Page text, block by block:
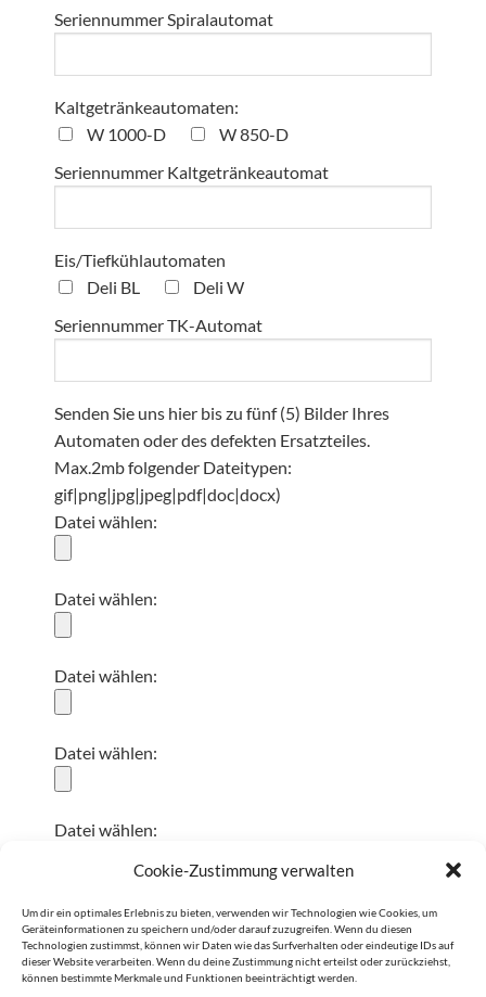
Cookie-Zustimmung verwalten
Um dir ein optimales Erlebnis zu bieten, verwenden wir Technologien wie Cookies, um
Geräteinformationen zu speichern und/oder darauf zuzugreifen. Wenn du diesen
Technologien zustimmst, können wir Daten wie das Surfverhalten oder eindeutige IDs auf
dieser Website verarbeiten. Wenn du deine Zustimmung nicht erteilst oder zurückziehst,
können bestimmte Merkmale und Funktionen beeinträchtigt werden.
Seriennummer Spiralautomat
Kaltgetränkeautomaten:
W 1000-D
W 850-D
Seriennummer Kaltgetränkeautomat
Eis/Tiefkühlautomaten
Deli BL
Deli W
Seriennummer TK-Automat
Senden Sie uns hier bis zu fünf (5) Bilder Ihres
Automaten oder des defekten Ersatzteiles.
Max.2mb folgender Dateitypen:
gif|png|jpg|jpeg|pdf|doc|docx)
Datei wählen:
Datei wählen:
Datei wählen:
Datei wählen:
Datei wählen:
Ich bestätige die Nutzung meiner Daten laut
Datenschutzerklärung